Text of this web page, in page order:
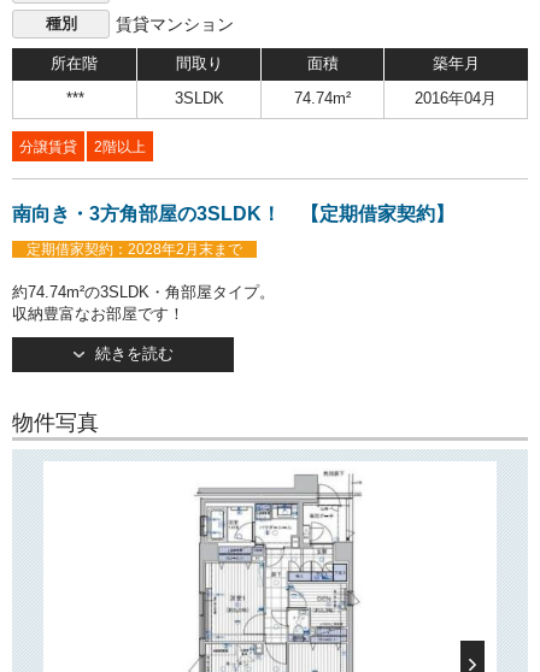
種別 賃貸マンション
所在階 間取り 面積 築年月
*** 3SLDK 74.74m² 2016年04月
分譲賃貸 2階以上
南向き・3方角部屋の3SLDK！ 【定期借家契約】
定期借家契約：2028年2月末まで
約74.74m²の3SLDK・角部屋タイプ。
収納豊富なお部屋です！
キッチンは人気のカウンタータイプ。
3口コンロ設置済みでお料理の幅が広がりそう♪
約6.1帖の主寝室にはウォークインクローゼットがございますほか、
室内各所に収納が設けられています。
文京区千石2丁目の分譲賃貸マンション「ランドステージ文京千石」。
都営三田線「千石」駅徒歩7分。
そのほか「茗荷谷」駅・「巣鴨」駅もご利用いただけます。
2016年4月竣工・地上6階建て。
閑静な住宅街に佇む分譲賃貸マンションです。
オートロック・防犯カメラ完備で安心してお住まいいただけます。
続きを読む
物件写真